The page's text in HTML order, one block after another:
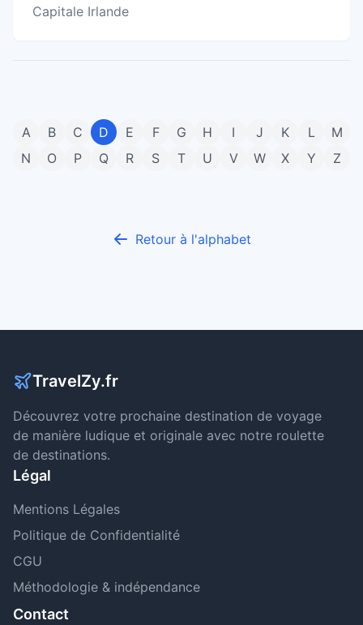
Capitale Irlande
A B C D E F G H I J K L
M
N
O P Q R S T U V W X Y Z
Retour à l'alphabet
TravelZy.fr
Découvrez votre prochaine destination de voyage
de manière ludique et originale avec notre roulette
de destinations.
Légal
Mentions Légales
Politique de Confidentialité
CGU
Méthodologie & indépendance
Contact